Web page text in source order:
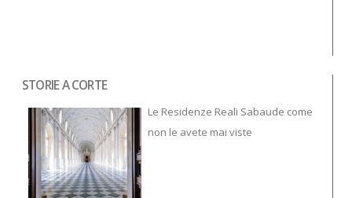
STORIE A CORTE
Le Residenze Reali Sabaude come
non le avete mai viste